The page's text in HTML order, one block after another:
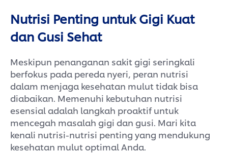
Nutrisi Penting untuk Gigi Kuat
dan Gusi Sehat
Meskipun penanganan sakit gigi seringkali
berfokus pada pereda nyeri, peran nutrisi
dalam menjaga kesehatan mulut tidak bisa
diabaikan. Memenuhi kebutuhan nutrisi
esensial adalah langkah proaktif untuk
mencegah masalah gigi dan gusi. Mari kita
kenali nutrisi-nutrisi penting yang mendukung
kesehatan mulut optimal Anda.